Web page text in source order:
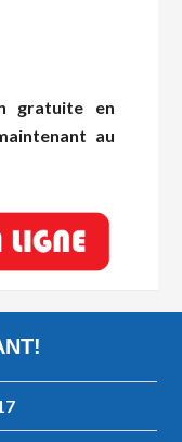
gratuite en
au